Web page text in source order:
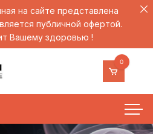
на сайте представлена
публичной офертой.
Вашему здоровью !
0